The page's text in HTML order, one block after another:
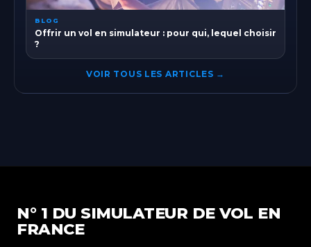
BLOG
Offrir un vol en simulateur : pour qui, lequel choisir
?
VOIR TOUS LES ARTICLES →
N° 1 DU SIMULATEUR DE VOL EN
FRANCE